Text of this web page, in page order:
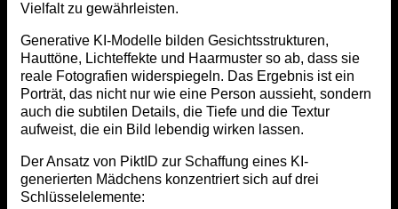
Vielfalt zu gewährleisten.
Generative KI-Modelle bilden Gesichtsstrukturen,
Hauttöne, Lichteffekte und Haarmuster so ab, dass sie
reale Fotografien widerspiegeln. Das Ergebnis ist ein
Porträt, das nicht nur wie eine Person aussieht, sondern
auch die subtilen Details, die Tiefe und die Textur
aufweist, die ein Bild lebendig wirken lassen.
Der Ansatz von PiktID zur Schaffung eines KI-
generierten Mädchens konzentriert sich auf drei
Schlüsselelemente: